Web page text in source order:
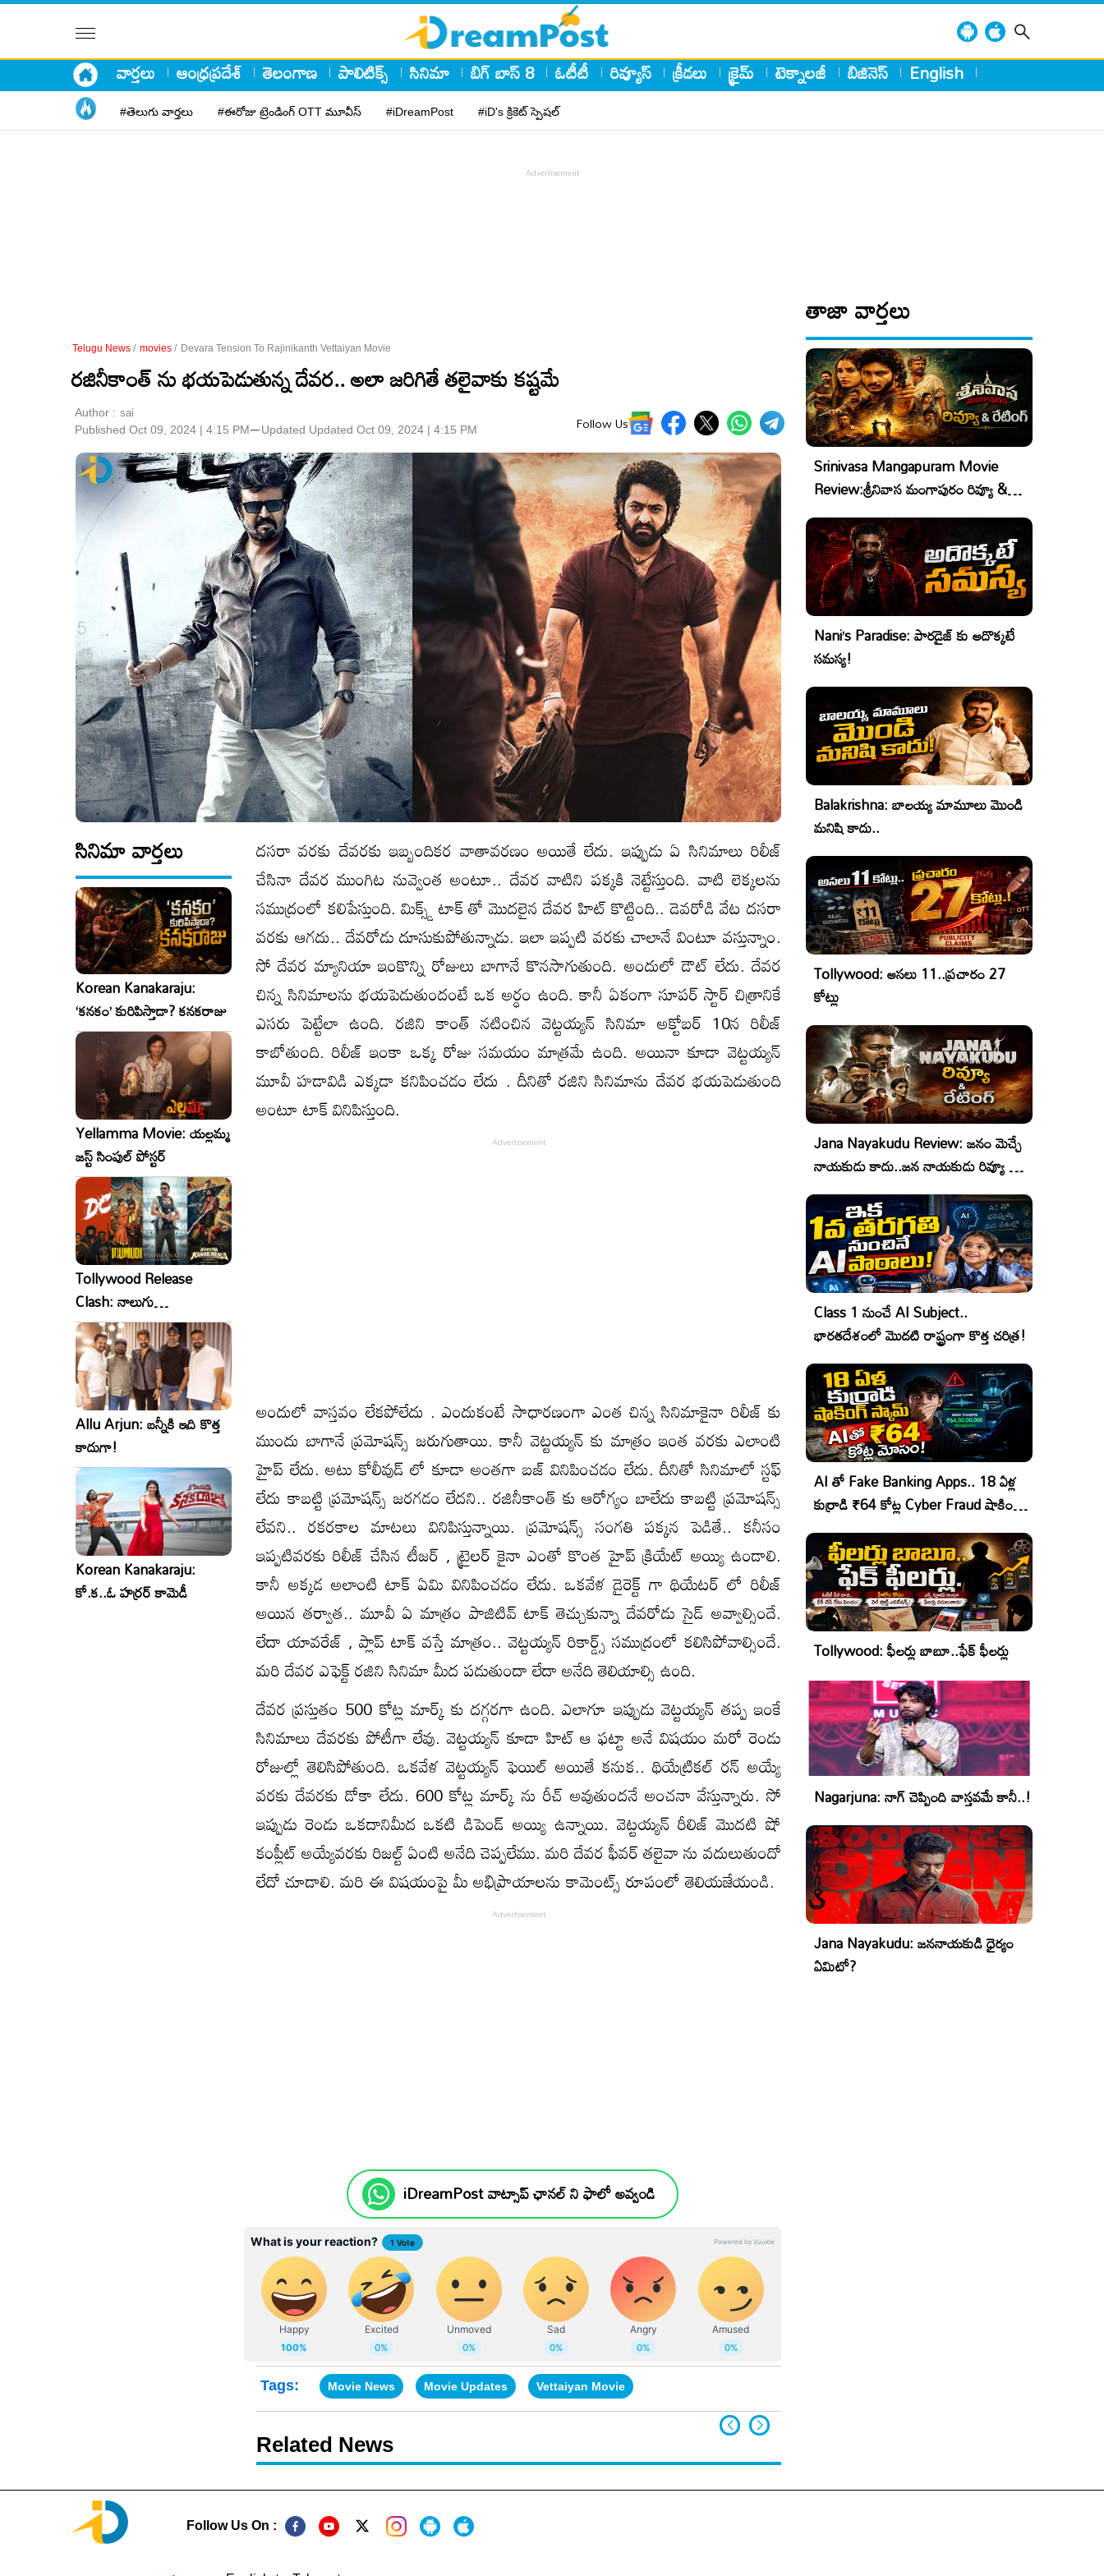
వార్తలు ఆంధ్రప్రదేశ్ తెలంగాణ పాలిటిక్స్ సినిమా బిగ్ బాస్ 8 ఓటీటీ రివ్యూస్ క్రీడలు క్రైమ్ టెక్నాలజీ బిజినెస్ English
#తెలుగు వార్తలు #ఈరోజు ట్రెండింగ్ OTT మూవీస్ #iDreamPost #iD's క్రికెట్ స్పెషల్
Telugu News / movies / Devara Tension To Rajinikanth Vettaiyan Movie
రజినీకాంత్ ను భయపెడుతున్న దేవర.. అలా జరిగితే తలైవాకు కష్టమే
Author : sai
Published Oct 09, 2024 | 4:15 PM⚊Updated Updated Oct 09, 2024 | 4:15 PM Follow Us
సినిమా వార్తలు
Korean Kanakaraju:
‘కనకం’ కురిపిస్తాడా? కనకరాజు
Yellamma Movie: యల్లమ్మ
జస్ట్ సింపుల్ పోస్టర్
Tollywood Release
Clash: నాలుగు
సినిమాలు..ఒకేసారి..ఎందుకో?
Allu Arjun: బన్నీకి ఇది కొత్త
కాదుగా!
Korean Kanakaraju:
కో.క..ఓ హర్రర్ కామెడీ
దసరా వరకు దేవరకు ఇబ్బందికర వాతావరణం అయితే లేదు. ఇప్పుడు ఏ సినిమాలు రిలీజ్
చేసినా దేవర ముంగిట నువ్వెంత అంటూ.. దేవర వాటిని పక్కకి నెట్టేస్తుంది. వాటి లెక్కలను
సముద్రంలో కలిపేస్తుంది. మిక్స్డ్ టాక్ తో మొదలైన దేవర హిట్ కొట్టింది.. డెవరోడి వేట దసరా
వరకు ఆగదు.. దేవరోడు దూసుకుపోతున్నాడు. ఇలా ఇప్పటి వరకు చాలానే వింటూ వస్తున్నాం.
సో దేవర మ్యానియా ఇంకొన్ని రోజులు బాగానే కొనసాగుతుంది. అందులో డౌట్ లేదు. దేవర
చిన్న సినిమాలను భయపెడుతుందంటే ఒక అర్ధం ఉంది. కానీ ఏకంగా సూపర్ స్టార్ చిత్రానికే
ఎసరు పెట్టేలా ఉంది. రజిని కాంత్ నటించిన వెట్టయ్యన్‌ సినిమా అక్టోబర్ 10న రిలీజ్
కాబోతుంది. రిలీజ్ ఇంకా ఒక్క రోజు సమయం మాత్రమే ఉంది. అయినా కూడా వెట్టయ్యన్‌
మూవీ హడావిడి ఎక్కడా కనిపించడం లేదు . దీనితో రజిని సినిమాను దేవర భయపెడుతుంది
అంటూ టాక్ వినిపిస్తుంది.
అందులో వాస్తవం లేకపోలేదు . ఎందుకంటే సాధారణంగా ఎంత చిన్న సినిమాకైనా రిలీజ్ కు
ముందు బాగానే ప్రమోషన్స్ జరుగుతాయి. కానీ వెట్టయ్యన్‌ కు మాత్రం ఇంత వరకు ఎలాంటి
హైప్ లేదు. అటు కోలీవుడ్ లో కూడా అంతగా బజ్ వినిపించడం లేదు. దీనితో సినిమాలో స్టఫ్
లేదు కాబట్టి ప్రమోషన్స్ జరగడం లేదని.. రజినీకాంత్ కు ఆరోగ్యం బాలేదు కాబట్టి ప్రమోషన్స్
లేవని.. రకరకాల మాటలు వినిపిస్తున్నాయి. ప్రమోషన్స్ సంగతి పక్కన పెడితే.. కనీసం
ఇప్పటివరకు రిలీజ్ చేసిన టీజర్ , ట్రైలర్ కైనా ఎంతో కొంత హైప్ క్రియేట్ అయ్యి ఉండాలి.
కానీ అక్కడ అలాంటి టాక్ ఏమి వినిపించడం లేదు. ఒకవేళ డైరెక్ట్ గా థియేటర్ లో రిలీజ్
అయిన తర్వాత.. మూవీ ఏ మాత్రం పాజిటివ్ టాక్ తెచ్చుకున్నా దేవరోడు సైడ్ అవ్వాల్సిందే.
లేదా యావరేజ్ , ప్లాప్ టాక్ వస్తే మాత్రం.. వెట్టయ్యన్‌ రికార్డ్స్ సముద్రంలో కలిసిపోవాల్సిందే.
మరి దేవర ఎఫెక్ట్ రజిని సినిమా మీద పడుతుందా లేదా అనేది తెలియాల్సి ఉంది.
దేవర ప్రస్తుతం 500 కోట్ల మార్క్ కు దగ్గరగా ఉంది. ఎలాగూ ఇప్పుడు వెట్టయ్యన్‌ తప్ప ఇంకే
సినిమాలు దేవరకు పోటీగా లేవు. వెట్టయ్యన్‌ కూడా హిట్ ఆ ఫట్టా అనే విషయం మరో రెండు
రోజుల్లో తెలిసిపోతుంది. ఒకవేళ వెట్టయ్యన్‌ ఫెయిల్ అయితే కనుక.. థియేట్రికల్ రన్ అయ్యే
వరకు దేవరకు డోకా లేదు. 600 కోట్ల మార్క్ ను రీచ్ అవుతుందనే అంచనా వేస్తున్నారు. సో
ఇప్పుడు రెండు ఒకదానిమీద ఒకటి డిపెండ్ అయ్యి ఉన్నాయి. వెట్టయ్యన్‌ రీలిజ్ మొదటి షో
కంప్లీట్ అయ్యేవరకు రిజల్ట్ ఏంటి అనేది చెప్పలేము. మరి దేవర ఫీవర్ తలైవా ను వదులుతుందో
లేదో చూడాలి. మరి ఈ విషయంపై మీ అభిప్రాయాలను కామెంట్స్ రూపంలో తెలియజేయండి.
iDreamPost వాట్సాప్ ఛానల్ ని ఫాలో అవ్వండి
Tags: Movie News Movie Updates Vettaiyan Movie
Related News
తాజా వార్తలు
Srinivasa Mangapuram Movie
Review:శ్రీనివాస మంగాపురం రివ్యూ &
రేటింగ్
Nani’s Paradise: పారడైజ్ కు అదొక్కటే
సమస్య!
Balakrishna: బాలయ్య మామూలు మొండి
మనిషి కాదు..
Tollywood: అసలు 11..ప్రచారం 27
కోట్లు
Jana Nayakudu Review: జనం మెచ్చే
నాయకుడు కాదు..జన నాయకుడు రివ్యూ &
రేటింగ్!
Class 1 నుంచే AI Subject..
భారతదేశంలో మొదటి రాష్ట్రంగా కొత్త చరిత్ర!
AI తో Fake Banking Apps.. 18 ఏళ్ల
కుర్రాడి ₹64 కోట్ల Cyber Fraud షాకింగ్
ఆపరేషన్!
Tollywood: ఫీలర్లు బాబూ..ఫేక్ ఫీలర్లు
Nagarjuna: నాగ్ చెప్పింది వాస్తవమే కానీ..!
Jana Nayakudu: జననాయకుడి ధైర్యం
ఏమిటో?
Follow Us On :